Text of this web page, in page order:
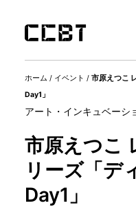
ホーム / イベント / 市原えつこ
Day1」
アート・インキュベーシ
市原えつこ
リーズ「デ
Day1」